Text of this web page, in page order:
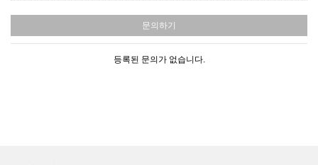
문의하기
등록된 문의가 없습니다.